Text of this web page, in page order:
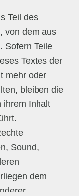
Teil des
von dem aus
Sofern Teile
Textes der
mehr oder
bleiben die
ihrem Inhalt
Sound,
dem